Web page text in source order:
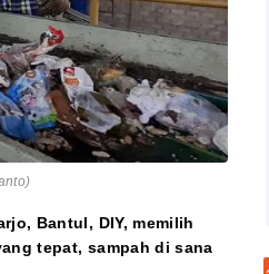
Bantul, DIY, memilih
tepat, sampah di sana